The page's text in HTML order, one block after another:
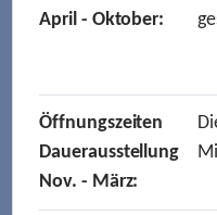
April - Oktober:
Öffnungszeiten
Dauerausstellung
Nov. - März: